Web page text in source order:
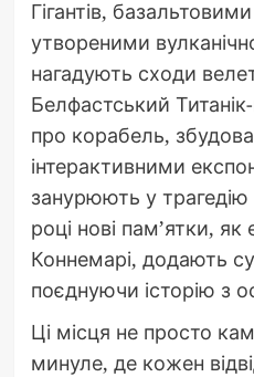
Гігантів,
утвореними
нагадують сходи
Белфастський
про корабель,
інтерактивними
занурюють у
році нові пам’ятки, як
Коннемарі, додають
поєднуючи історію з
Ці місця не просто
минуле, де кожен